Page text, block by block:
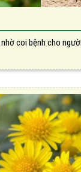
coi bệnh cho